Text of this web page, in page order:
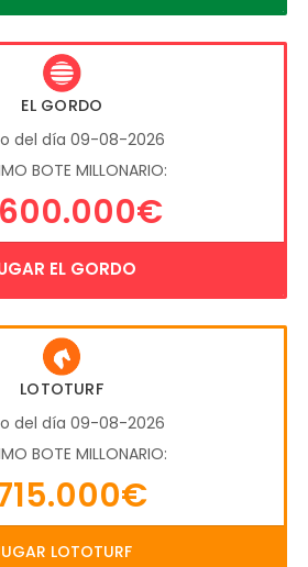
EL GORDO
del día 09-08-2026
BOTE MILLONARIO:
EL GORDO
LOTOTURF
del día 09-08-2026
BOTE MILLONARIO:
LOTOTURF